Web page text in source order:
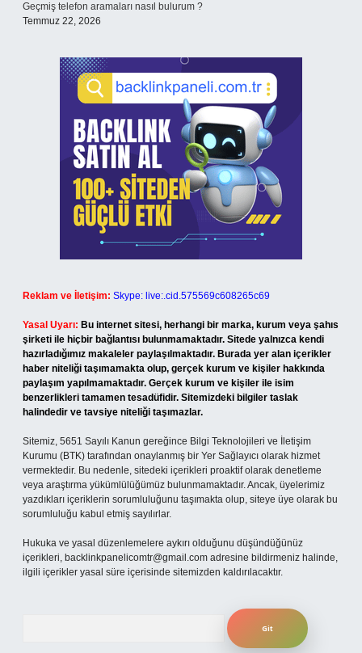
Geçmiş telefon aramaları nasıl bulurum ?
Temmuz 22, 2026
Reklam ve İletişim: Skype: live:.cid.575569c608265c69
Yasal Uyarı: Bu internet sitesi, herhangi bir marka, kurum veya şahıs
şirketi ile hiçbir bağlantısı bulunmamaktadır. Sitede yalnızca kendi
hazırladığımız makaleler paylaşılmaktadır. Burada yer alan içerikler
haber niteliği taşımamakta olup, gerçek kurum ve kişiler hakkında
paylaşım yapılmamaktadır. Gerçek kurum ve kişiler ile isim
benzerlikleri tamamen tesadüfidir. Sitemizdeki bilgiler taslak
halindedir ve tavsiye niteliği taşımazlar.
Sitemiz, 5651 Sayılı Kanun gereğince Bilgi Teknolojileri ve İletişim
Kurumu (BTK) tarafından onaylanmış bir Yer Sağlayıcı olarak hizmet
vermektedir. Bu nedenle, sitedeki içerikleri proaktif olarak denetleme
veya araştırma yükümlülüğümüz bulunmamaktadır. Ancak, üyelerimiz
yazdıkları içeriklerin sorumluluğunu taşımakta olup, siteye üye olarak bu
sorumluluğu kabul etmiş sayılırlar.
Hukuka ve yasal düzenlemelere aykırı olduğunu düşündüğünüz
içerikleri, backlinkpanelicomtr@gmail.com adresine bildirmeniz halinde,
ilgili içerikler yasal süre içerisinde sitemizden kaldırılacaktır.